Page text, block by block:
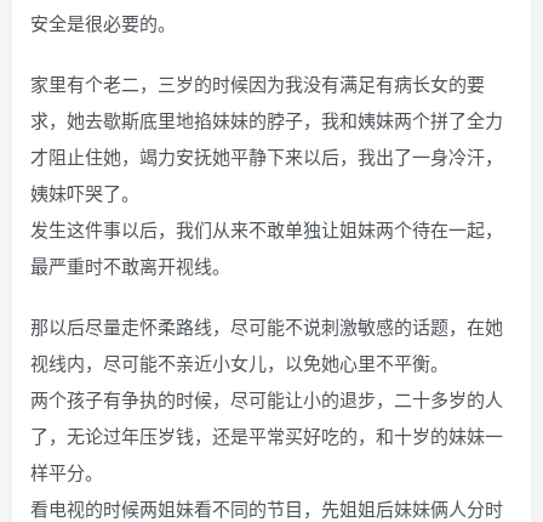
安全是很必要的。
家里有个老二，三岁的时候因为我没有满足有病长女的要
求，她去歇斯底里地掐妹妹的脖子，我和姨妹两个拼了全力
才阻止住她，竭力安抚她平静下来以后，我出了一身冷汗，
姨妹吓哭了。
发生这件事以后，我们从来不敢单独让姐妹两个待在一起，
最严重时不敢离开视线。
那以后尽量走怀柔路线，尽可能不说刺激敏感的话题，在她
视线内，尽可能不亲近小女儿，以免她心里不平衡。
两个孩子有争执的时候，尽可能让小的退步，二十多岁的人
了，无论过年压岁钱，还是平常买好吃的，和十岁的妹妹一
样平分。
看电视的时候两姐妹看不同的节目，先姐姐后妹妹俩人分时